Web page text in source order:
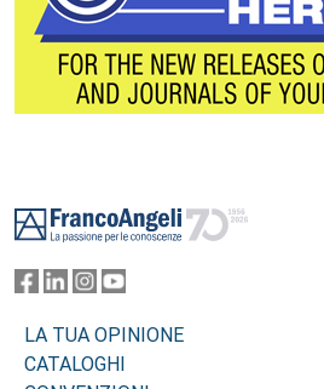
LA TUA OPINIONE
CATALOGHI